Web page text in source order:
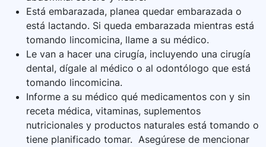
Está embarazada, planea quedar embarazada o
está lactando. Si queda embarazada mientras está
tomando lincomicina, llame a su médico.
Le van a hacer una cirugía, incluyendo una cirugía
dental, dígale al médico o al odontólogo que está
tomando lincomicina.
Informe a su médico qué medicamentos con y sin
receta médica, vitaminas, suplementos
nutricionales y productos naturales está tomando o
tiene planificado tomar. Asegúrese de mencionar